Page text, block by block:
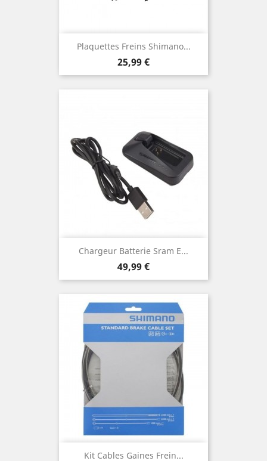
Plaquettes Freins Shimano...
Prix
25,99 €
Chargeur Batterie Sram E...
Prix
49,99 €
Kit Cables Gaines Frein...